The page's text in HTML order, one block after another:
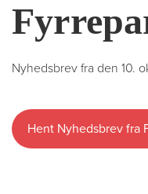
Nyhedsbrev fra den 10.
Hent Nyhedsbrev fra